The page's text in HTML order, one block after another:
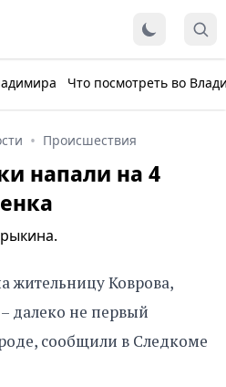
Что посмотреть во
Происшествия
напали на 4
жительницу Коврова,
далеко не первый
сообщили в Следкоме